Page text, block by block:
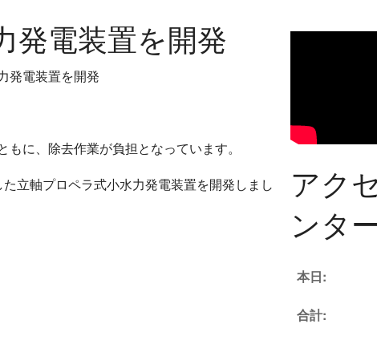
電装置を開発
発電装置を開発
に、 除去作業が負担となっています。
立軸プロペラ式小水力発電装置を開発しまし
アク
ンタ
本日:
合計: